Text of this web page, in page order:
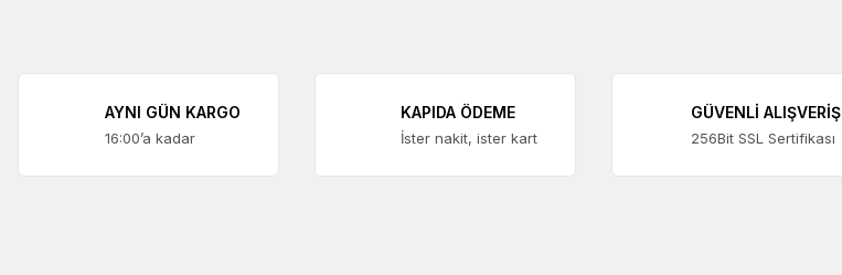
AYNI GÜN KARGO
16:00’a kadar
KAPIDA ÖDEME
İster nakit, ister kart
GÜVENLİ ALIŞVERİŞ
256Bit SSL Sertifikası